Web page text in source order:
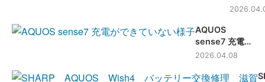
R5G 画面
AQUOS
sense7 充電不
良修理 -滋賀-
2026.04.08